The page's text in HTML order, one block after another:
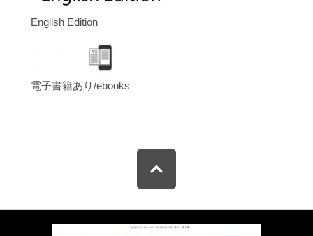
English Edition
電子書籍あり/ebooks